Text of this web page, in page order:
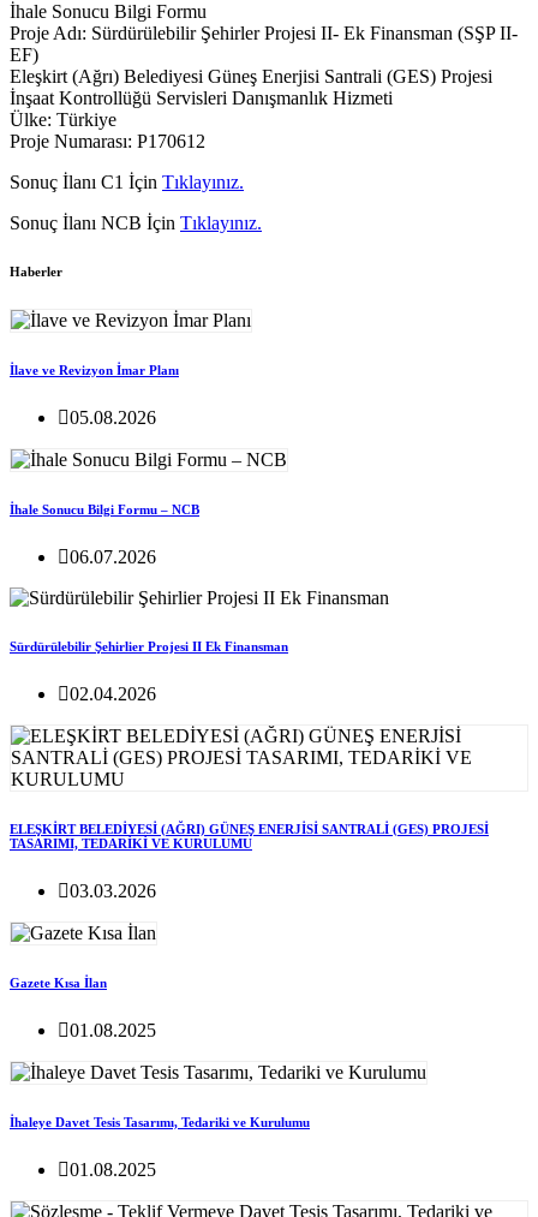
İhale Sonucu Bilgi Formu
Proje Adı: Sürdürülebilir Şehirler Projesi II- Ek Finansman (SŞP II-
EF)
Eleşkirt (Ağrı) Belediyesi Güneş Enerjisi Santrali (GES) Projesi
İnşaat Kontrollüğü Servisleri Danışmanlık Hizmeti
Ülke: Türkiye
Proje Numarası: P170612
Sonuç İlanı C1 İçin Tıklayınız.
Sonuç İlanı NCB İçin Tıklayınız.
Haberler
İlave ve Revizyon İmar Planı
05.08.2026
İhale Sonucu Bilgi Formu – NCB
06.07.2026
Sürdürülebilir Şehirlier Projesi II Ek Finansman
02.04.2026
ELEŞKİRT BELEDİYESİ (AĞRI) GÜNEŞ ENERJİSİ SANTRALİ (GES) PROJESİ
TASARIMI, TEDARİKİ VE KURULUMU
03.03.2026
Gazete Kısa İlan
01.08.2025
İhaleye Davet Tesis Tasarımı, Tedariki ve Kurulumu
01.08.2025